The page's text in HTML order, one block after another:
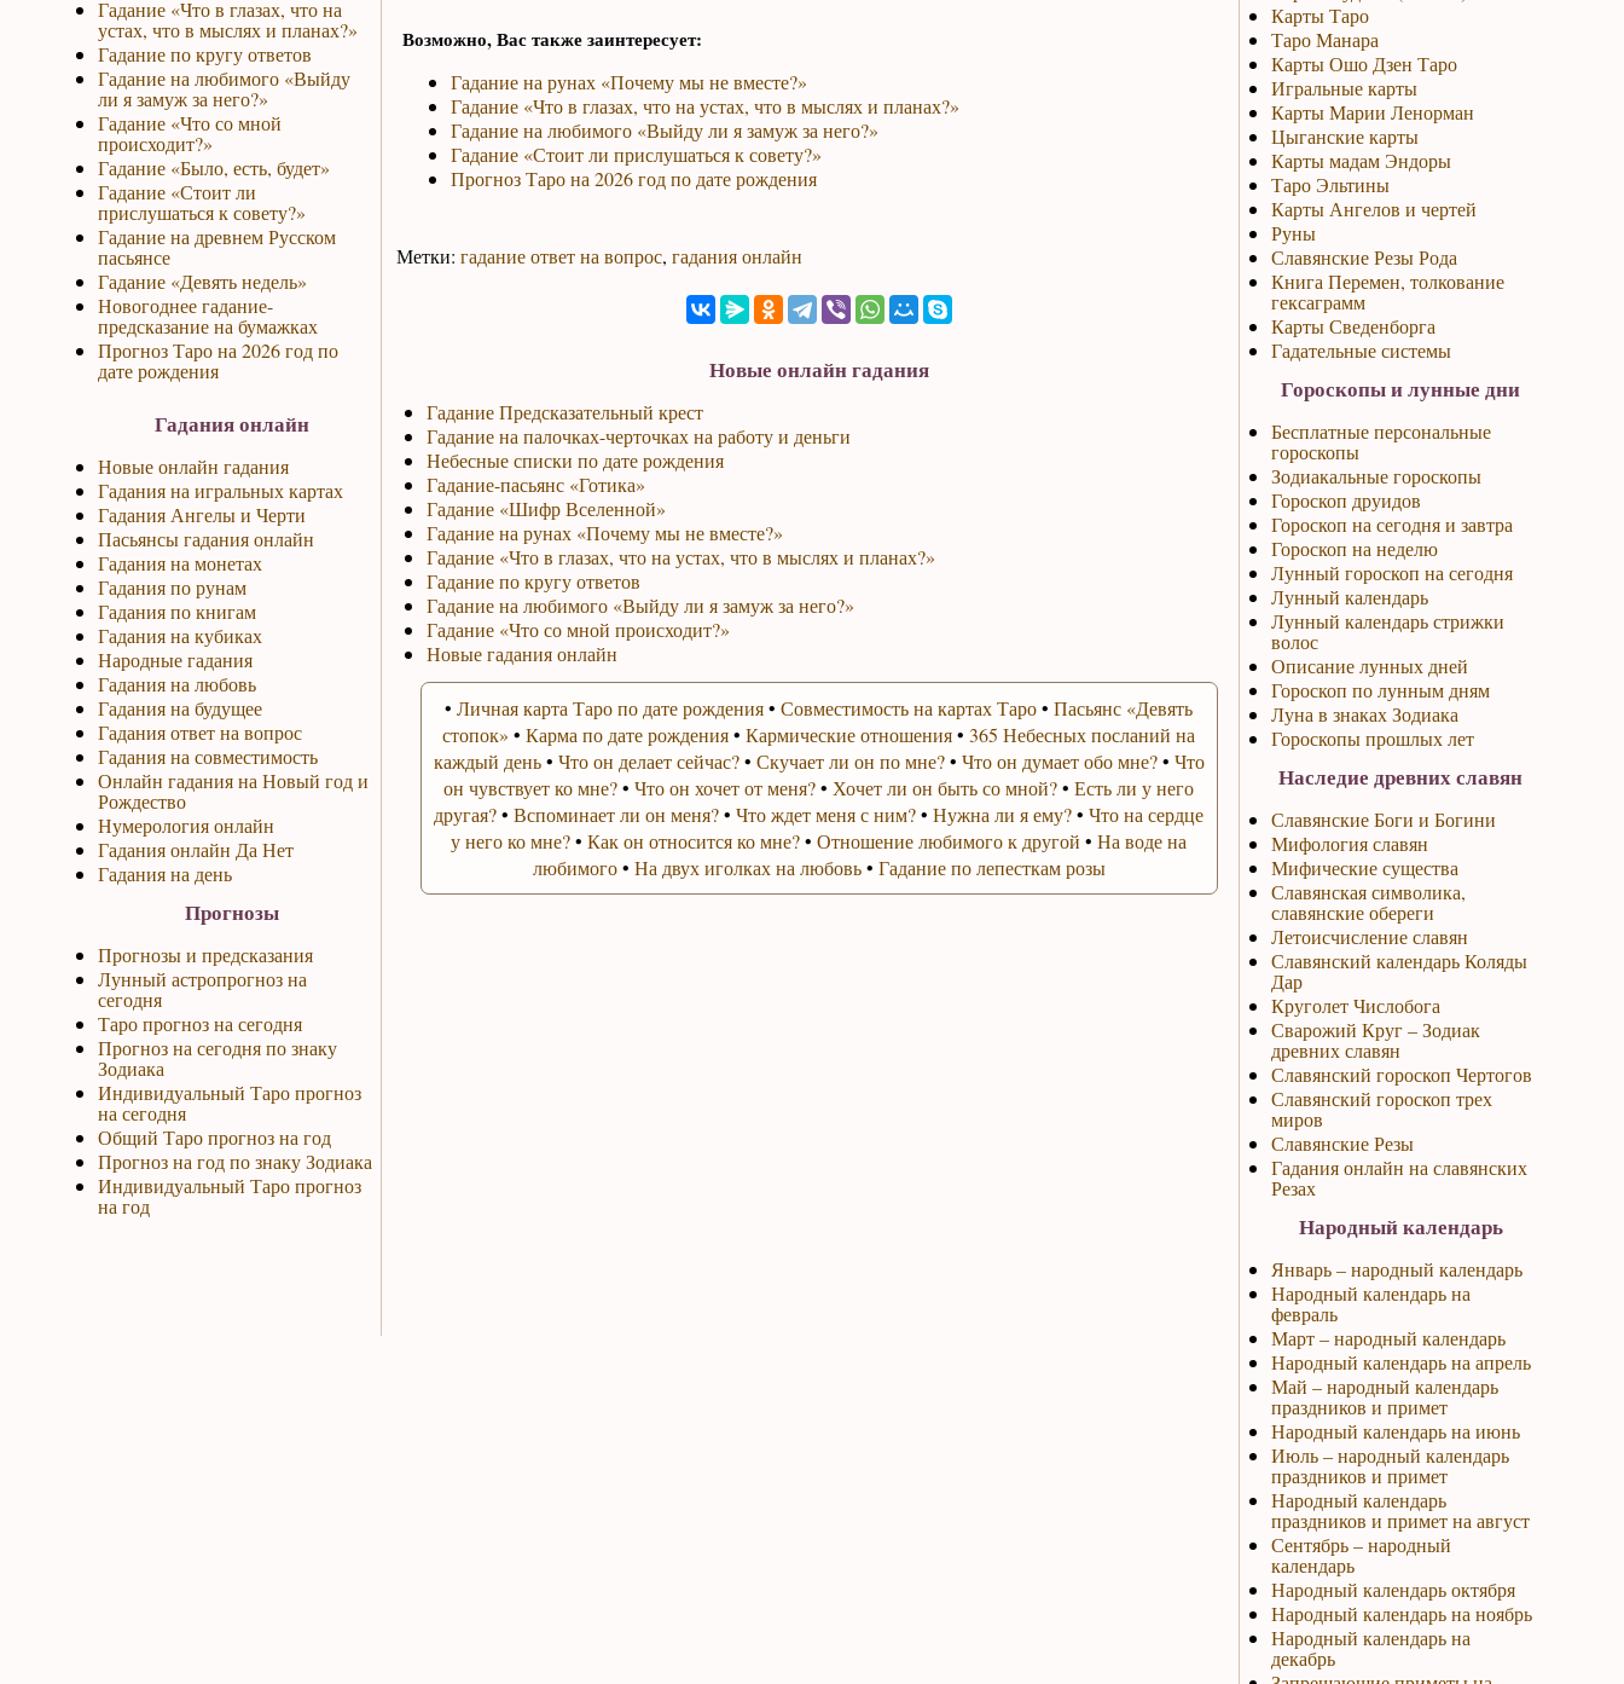
Гадание «Что в глазах, что на
устах, что в мыслях и планах?»
Гадание по кругу ответов
Гадание на любимого «Выйду
ли я замуж за него?»
Гадание «Что со мной
происходит?»
Гадание «Было, есть, будет»
Гадание «Стоит ли
прислушаться к совету?»
Гадание на древнем Русском
пасьянсе
Гадание «Девять недель»
Новогоднее гадание-
предсказание на бумажках
Прогноз Таро на 2026 год по
дате рождения
Гадания онлайн
Новые онлайн гадания
Гадания на игральных картах
Гадания Ангелы и Черти
Пасьянсы гадания онлайн
Гадания на монетах
Гадания по рунам
Гадания по книгам
Гадания на кубиках
Народные гадания
Гадания на любовь
Гадания на будущее
Гадания ответ на вопрос
Гадания на совместимость
Онлайн гадания на Новый год и
Рождество
Нумерология онлайн
Гадания онлайн Да Нет
Гадания на день
Прогнозы
Прогнозы и предсказания
Лунный астропрогноз на
сегодня
Таро прогноз на сегодня
Прогноз на сегодня по знаку
Зодиака
Индивидуальный Таро прогноз
на сегодня
Общий Таро прогноз на год
Прогноз на год по знаку Зодиака
Индивидуальный Таро прогноз
на год
Возможно, Вас также заинтересует:
Гадание на рунах «Почему мы не вместе?»
Гадание «Что в глазах, что на устах, что в мыслях и планах?»
Гадание на любимого «Выйду ли я замуж за него?»
Гадание «Стоит ли прислушаться к совету?»
Прогноз Таро на 2026 год по дате рождения
Метки: гадание ответ на вопрос, гадания онлайн
Новые онлайн гадания
Гадание Предсказательный крест
Гадание на палочках-черточках на работу и деньги
Небесные списки по дате рождения
Гадание-пасьянс «Готика»
Гадание «Шифр Вселенной»
Гадание на рунах «Почему мы не вместе?»
Гадание «Что в глазах, что на устах, что в мыслях и планах?»
Гадание по кругу ответов
Гадание на любимого «Выйду ли я замуж за него?»
Гадание «Что со мной происходит?»
Новые гадания онлайн
• Личная карта Таро по дате рождения• Совместимость на картах Таро• Пасьянс «Девять
стопок» • Карма по дате рождения• Кармические отношения• 365 Небесных посланий на
каждый день• Что он делает сейчас?• Скучает ли он по мне?• Что он думает обо мне?• Что
он чувствует ко мне?• Что он хочет от меня?• Хочет ли он быть со мной?• Есть ли у него
другая?• Вспоминает ли он меня?• Что ждет меня с ним?• Нужна ли я ему?• Что на сердце
у него ко мне?• Как он относится ко мне?• Отношение любимого к другой • На воде на
любимого• На двух иголках на любовь• Гадание по лепесткам розы
Карты Таро
Таро Манара
Карты Ошо Дзен Таро
Игральные карты
Карты Марии Ленорман
Цыганские карты
Карты мадам Эндоры
Таро Эльтины
Карты Ангелов и чертей
Руны
Славянские Резы Рода
Книга Перемен, толкование
гексаграмм
Карты Сведенборга
Гадательные системы
Гороскопы и лунные дни
Бесплатные персональные
гороскопы
Зодиакальные гороскопы
Гороскоп друидов
Гороскоп на сегодня и завтра
Гороскоп на неделю
Лунный гороскоп на сегодня
Лунный календарь
Лунный календарь стрижки
волос
Описание лунных дней
Гороскоп по лунным дням
Луна в знаках Зодиака
Гороскопы прошлых лет
Наследие древних славян
Славянские Боги и Богини
Мифология славян
Мифические существа
Славянская символика,
славянские обереги
Летоисчисление славян
Славянский календарь Коляды
Дар
Круголет Числобога
Сварожий Круг – Зодиак
древних славян
Славянский гороскоп Чертогов
Славянский гороскоп трех
миров
Славянские Резы
Гадания онлайн на славянских
Резах
Народный календарь
Январь – народный календарь
Народный календарь на
февраль
Март – народный календарь
Народный календарь на апрель
Май – народный календарь
праздников и примет
Народный календарь на июнь
Июль – народный календарь
праздников и примет
Народный календарь
праздников и примет на август
Сентябрь – народный
календарь
Народный календарь октября
Народный календарь на ноябрь
Народный календарь на
декабрь